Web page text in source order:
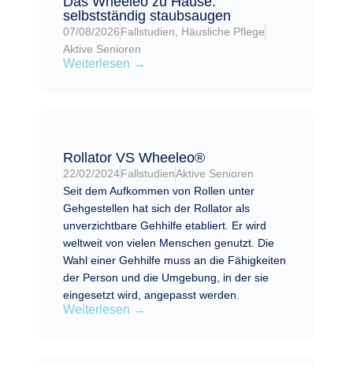
selbstständig staubsaugen
07/08/2026Fallstudien
Häusliche Pflege
Aktive Senioren
Weiterlesen →
Rollator VS Wheeleo®
22/02/2024FallstudienAktive Senioren
Seit dem Aufkommen von Rollen unter
Gehgestellen hat sich der Rollator als
unverzichtbare Gehhilfe etabliert. Er wird
weltweit von vielen Menschen genutzt. Die
Wahl einer Gehhilfe muss an die Fähigkeiten
der Person und die Umgebung, in der sie
eingesetzt wird, angepasst werden.
Weiterlesen →